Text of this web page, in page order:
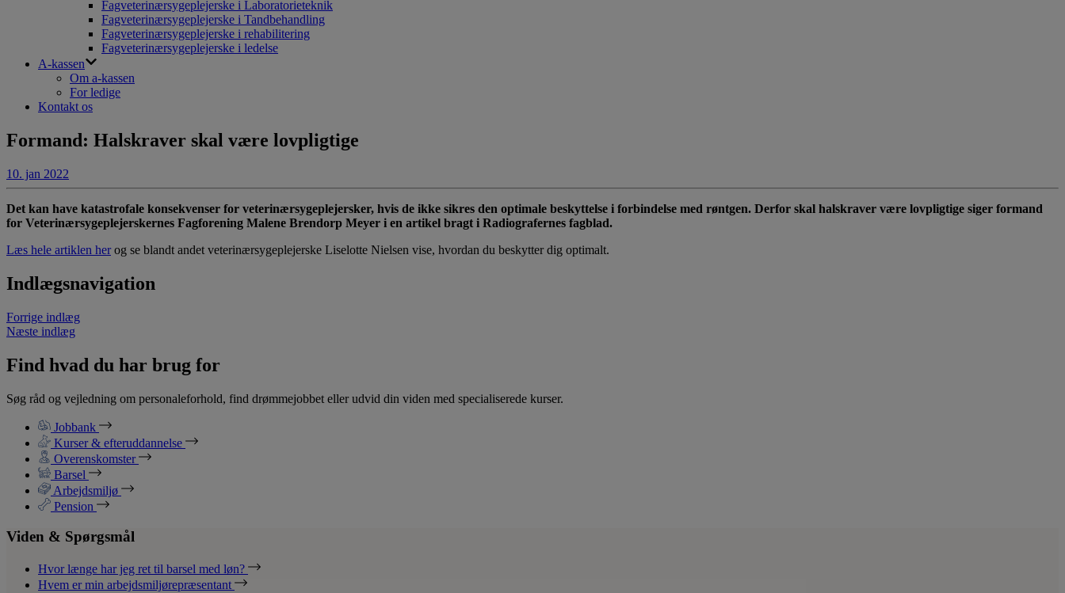
Fagveterinærsygeplejerske i Laboratorieteknik
Fagveterinærsygeplejerske i Tandbehandling
Fagveterinærsygeplejerske i rehabilitering
Fagveterinærsygeplejerske i ledelse
A-kassen
Om a-kassen
For ledige
Kontakt os
Formand: Halskraver skal være lovpligtige
10. jan 2022
Det kan have katastrofale konsekvenser for veterinærsygeplejersker, hvis de ikke sikres den optimale beskyttelse i forbindelse med røntgen. Derfor skal halskraver være lovpligtige siger formand
for Veterinærsygeplejerskernes Fagforening Malene Brendorp Meyer i en artikel bragt i Radiografernes fagblad.
Læs hele artiklen herog se blandt andet veterinærsygeplejerske Liselotte Nielsen vise, hvordan du beskytter dig optimalt.
Indlægsnavigation
Forrige indlæg
Næste indlæg
Find hvad du har brug for
Søg råd og vejledning om personaleforhold, find drømmejobbet eller udvid din viden med specialiserede kurser.
Jobbank
Kurser & efteruddannelse
Overenskomster
Barsel
Arbejdsmiljø
Pension
Viden & Spørgsmål
Hvor længe har jeg ret til barsel med løn?
Hvem er min arbejdsmiljørepræsentant